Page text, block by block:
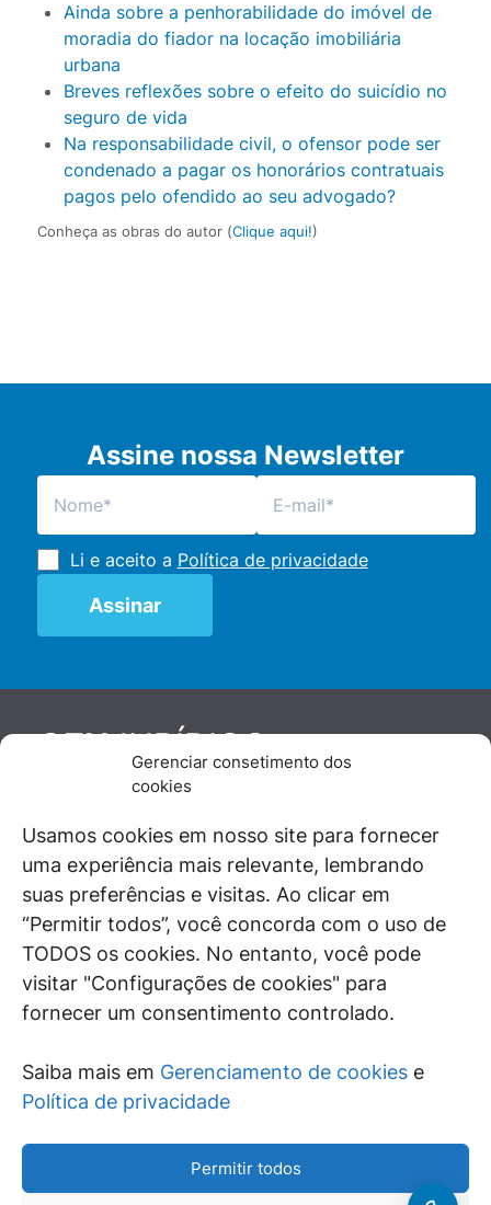
Gerenciar consetimento dos
cookies
Usamos cookies em nosso site para fornecer
uma experiência mais relevante, lembrando
suas preferências e visitas. Ao clicar em
“Permitir todos”, você concorda com o uso de
TODOS os cookies. No entanto, você pode
visitar "Configurações de cookies" para
fornecer um consentimento controlado.
Saiba mais em Gerenciamento de cookies e
Política de privacidade
Permitir todos
Ainda sobre a penhorabilidade do imóvel de
moradia do fiador na locação imobiliária
urbana
Breves reflexões sobre o efeito do suicídio no
seguro de vida
Na responsabilidade civil, o ofensor pode ser
condenado a pagar os honorários contratuais
pagos pelo ofendido ao seu advogado?
Conheça as obras do autor (Clique aqui!)
Assine nossa Newsletter
Li e aceito a Política de privacidade
GENJURÍDICO
De maneira independente, os autores e
juristas e doutrinadores nacionais, se posicionam
diante de questões relevantes do cotidiano e
universo jurídico.
SIGA